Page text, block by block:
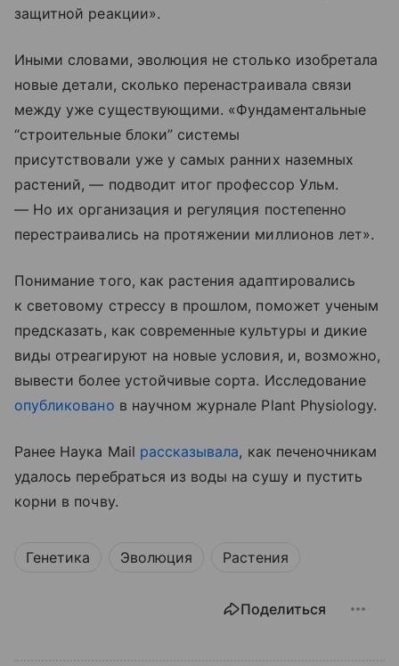
защитной реакции».
Иными словами, эволюция не столько изобретала
новые детали, сколько перенастраивала связи
между уже существующими. «Фундаментальные
“строительные блоки” системы
присутствовали уже у самых ранних наземных
растений, — подводит итог профессор Ульм.
— Но их организация и регуляция постепенно
перестраивались на протяжении миллионов лет».
Понимание того, как растения адаптировались
к световому стрессу в прошлом, поможет ученым
предсказать, как современные культуры и дикие
виды отреагируют на новые условия, и, возможно,
вывести более устойчивые сорта. Исследование
опубликовано в научном журнале Plant Physiology.
Ранее Наука Mail рассказывала, как печеночникам
удалось перебраться из воды на сушу и пустить
корни в почву.
Генетика Эволюция Растения
Поделиться